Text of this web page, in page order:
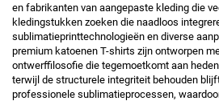
en fabrikanten van aangepaste kleding die
kledingstukken zoeken die naadloos
sublimatieprinttechnologieën en diverse
premium katoenen T-shirts zijn ontworpen
ontwerffilosofie die tegemoetkomt aan
terwijl de structurele integriteit behouden
professionele sublimatieprocessen,